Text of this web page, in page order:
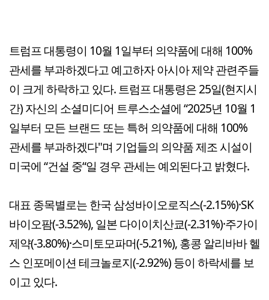
트럼프 대통령이 10월 1일부터 의약품에 대해 100%
관세를 부과하겠다고 예고하자 아시아 제약 관련주들
이 크게 하락하고 있다. 트럼프 대통령은 25일(현지시
간) 자신의 소셜미디어 트루스소셜에 “2025년 10월 1
일부터 모든 브랜드 또는 특허 의약품에 대해 100%
관세를 부과하겠다"며 기업들의 의약품 제조 시설이
미국에 “건설 중“일 경우 관세는 예외된다고 밝혔다.
대표 종목별로는 한국 삼성바이오로직스(-2.15%)·SK
바이오팜(-3.52%), 일본 다이이치산쿄(-2.31%)·주가이
제약(-3.80%)·스미토모파머(-5.21%), 홍콩 알리바바 헬
스 인포메이션 테크놀로지(-2.92%) 등이 하락세를 보
이고 있다.